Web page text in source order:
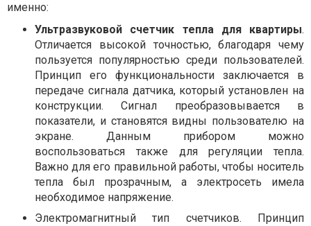
именно:
Ультразвуковой счетчик тепла для квартиры.
Отличается высокой точностью, благодаря чему
пользуется популярностью среди пользователей.
Принцип его функциональности заключается в
передаче сигнала датчика, который установлен на
конструкции. Сигнал преобразовывается в
показатели, и становятся видны пользователю на
экране. Данным прибором можно
воспользоваться также для регуляции тепла.
Важно для его правильной работы, чтобы носитель
тепла был прозрачным, а электросеть имела
необходимое напряжение.
Электромагнитный тип счетчиков. Принцип